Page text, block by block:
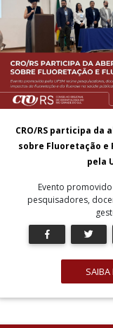
CRO/RS participa da
sobre Fluoretação e
pela
Evento promovido
pesquisadores,
SAIBA